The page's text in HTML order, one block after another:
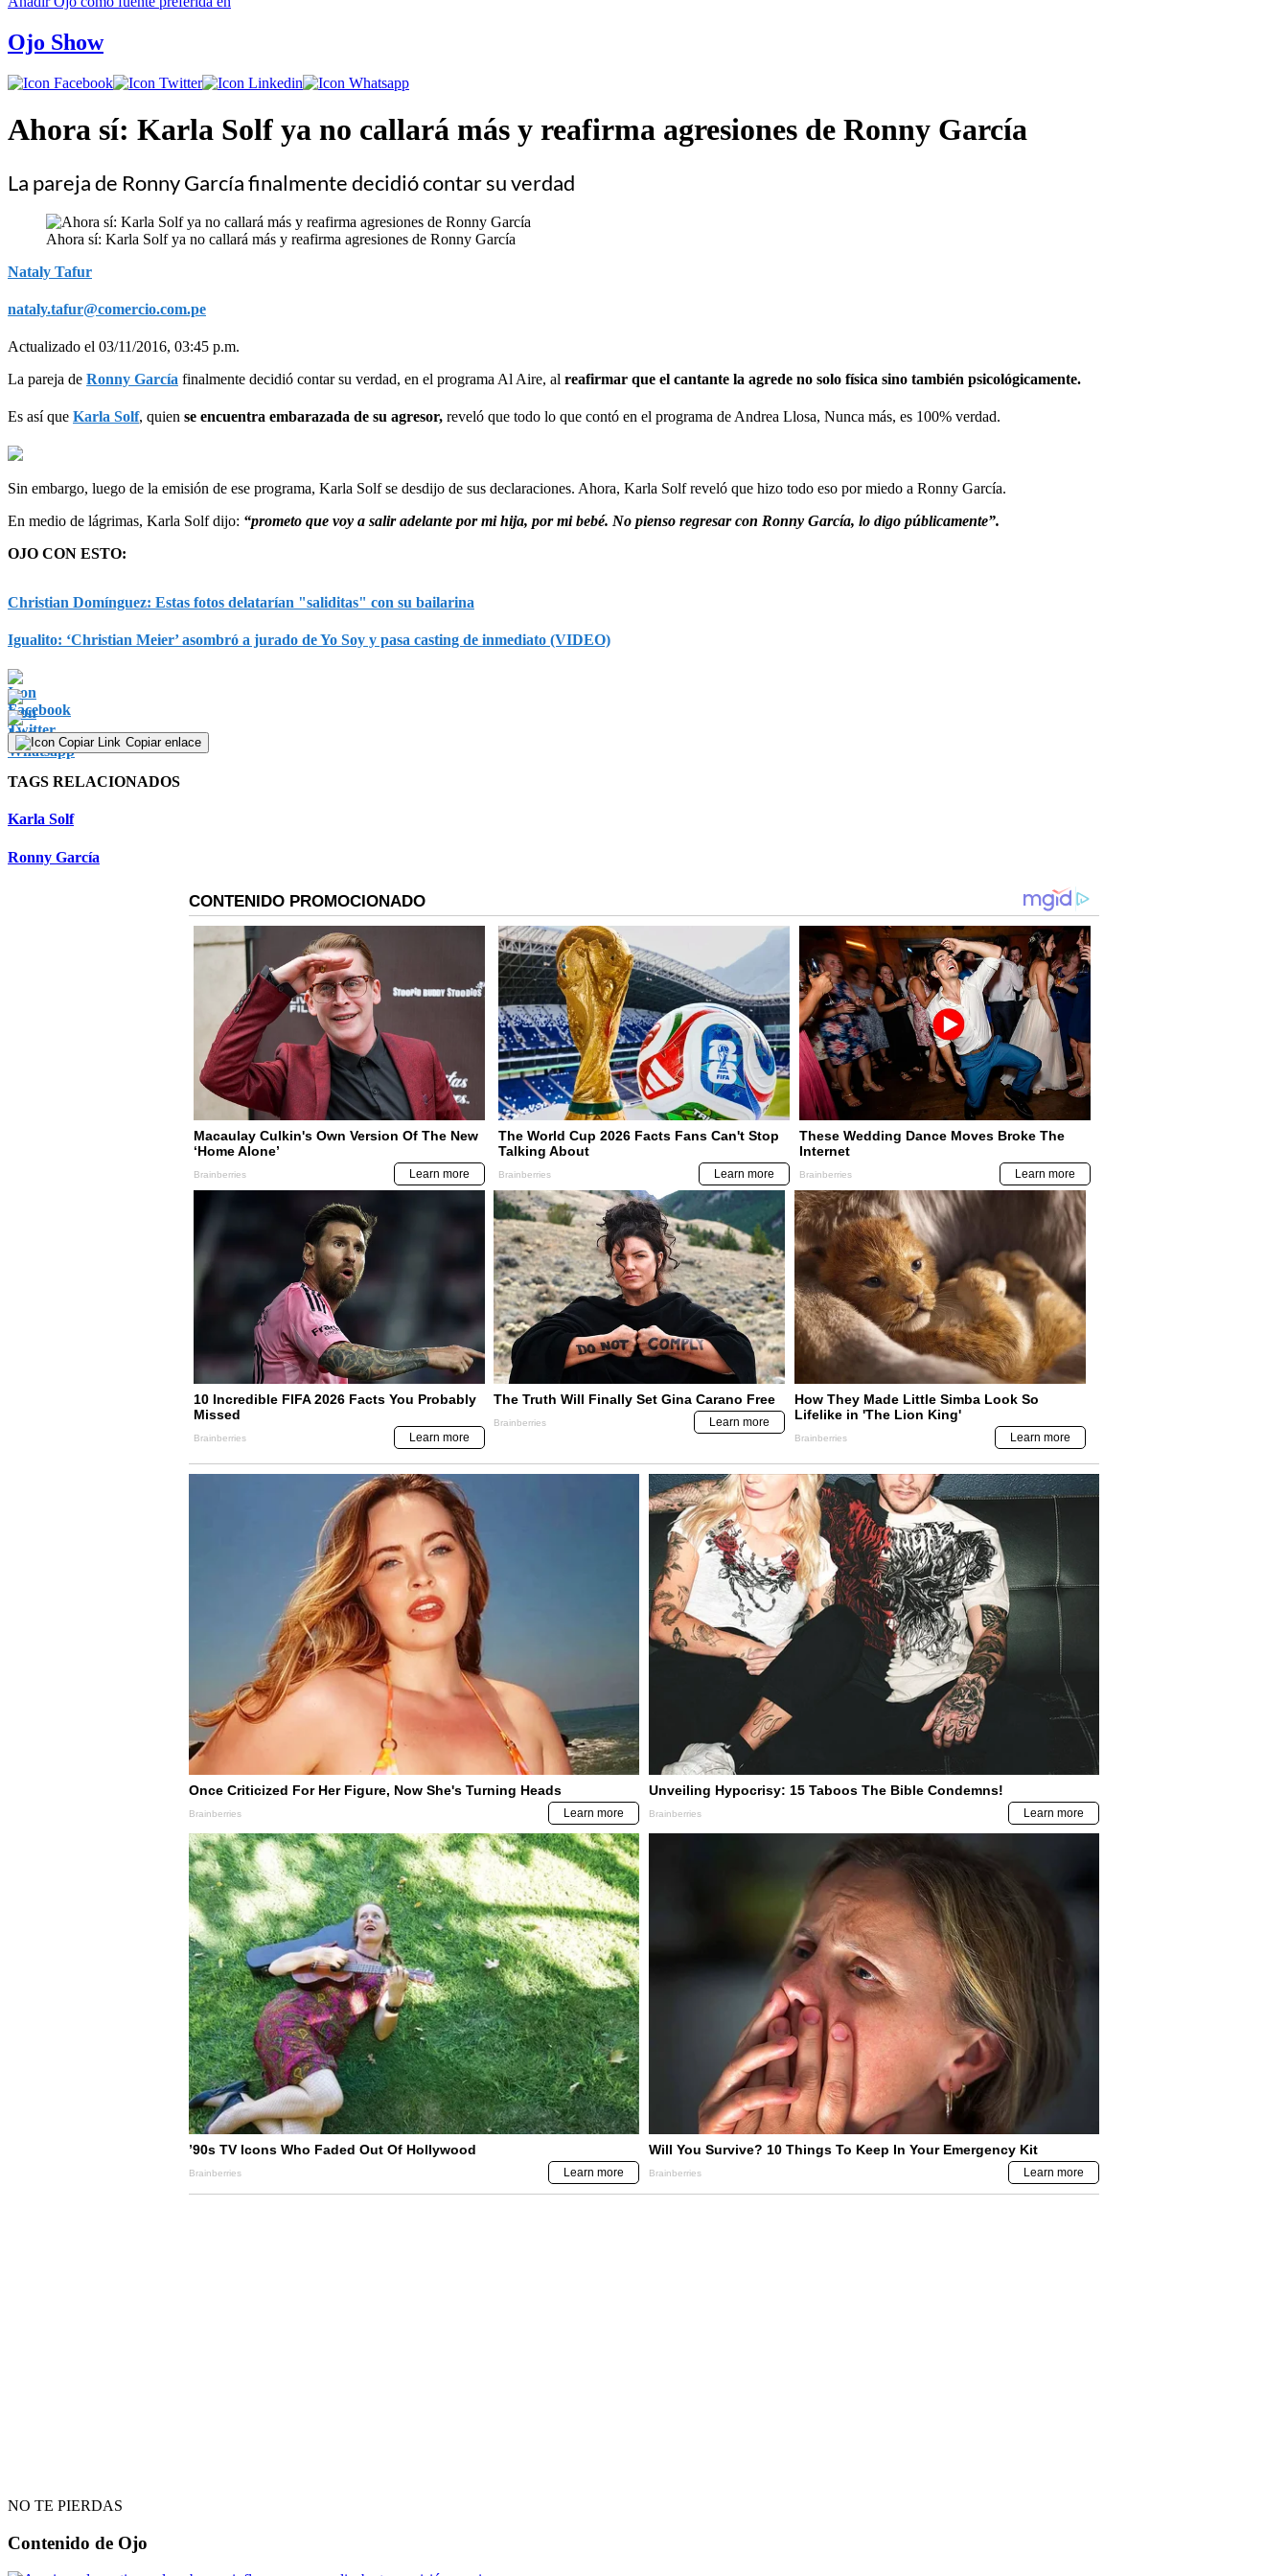
Ojo Show
​Ahora sí: Karla Solf ya no callará más y reafirma agresiones de Ronny García
La pareja de Ronny García finalmente decidió contar su verdad
​Ahora sí: Karla Solf ya no callará más y reafirma agresiones de Ronny García
Nataly Tafur
nataly.tafur@comercio.com.pe
Actualizado el 03/11/2016, 03:45 p.m.
La pareja de Ronny García finalmente decidió contar su verdad, en el programa Al Aire, al reafirmar que el cantante la agrede no solo física sino también psicológicamente.
Es así que Karla Solf, quien se encuentra embarazada de su agresor, reveló que todo lo que contó en el programa de Andrea Llosa, Nunca más, es 100% verdad.
Sin embargo, luego de la emisión de ese programa, Karla Solf se desdijo de sus declaraciones. Ahora, Karla Solf reveló que hizo todo eso por miedo a Ronny García.
En medio de lágrimas, Karla Solf dijo: “prometo que voy a salir adelante por mi hija, por mi bebé. No pienso regresar con Ronny García, lo digo públicamente”.
OJO CON ESTO:
Christian Domínguez: Estas fotos delatarían "saliditas" con su bailarina
Igualito: ‘Christian Meier’ asombró a jurado de Yo Soy y pasa casting de inmediato (VIDEO)
Copiar enlace
TAGS RELACIONADOS
Karla Solf
Ronny García
NO TE PIERDAS
Contenido de Ojo